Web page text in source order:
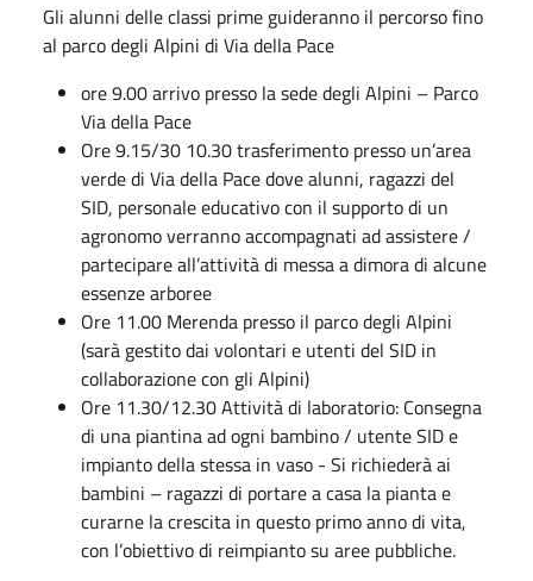
Gli alunni delle classi prime guideranno il percorso fino
al parco degli Alpini di Via della Pace
ore 9.00 arrivo presso la sede degli Alpini – Parco
Via della Pace
Ore 9.15/30 10.30 trasferimento presso un’area
verde di Via della Pace dove alunni, ragazzi del
SID, personale educativo con il supporto di un
agronomo verranno accompagnati ad assistere /
partecipare all’attività di messa a dimora di alcune
essenze arboree
Ore 11.00 Merenda presso il parco degli Alpini
(sarà gestito dai volontari e utenti del SID in
collaborazione con gli Alpini)
Ore 11.30/12.30 Attività di laboratorio: Consegna
di una piantina ad ogni bambino / utente SID e
impianto della stessa in vaso - Si richiederà ai
bambini – ragazzi di portare a casa la pianta e
curarne la crescita in questo primo anno di vita,
con l’obiettivo di reimpianto su aree pubbliche.